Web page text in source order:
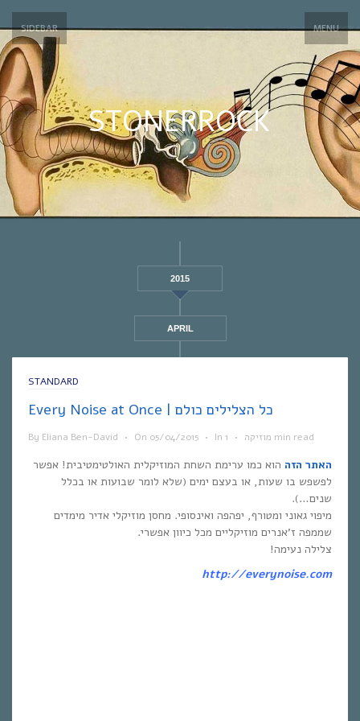
SIDEBAR MENU
STONERROCK
2015
APRIL
STANDARD
Every Noise at Once | כל הצלילים כולם
By Eliana Ben-David • On 05/04/2015 • In מוזיקה • 1 min read
האתר הזה הוא כמו ערימת השחת המוזיקלית האולטימטיבית! אפשר
לפשפש בו שעות, או בעצם ימים (שלא לומר שבועות או בכלל
שנים…).
מיפוי גאוני ומטורף, יפהפה ואינסופי. מחסן מוזיקלי אדיר מימדים
שממפה ז’אנרים מוזיקליים מכל כיוון אפשרי.
צלילה נעימה!
http://everynoise.com